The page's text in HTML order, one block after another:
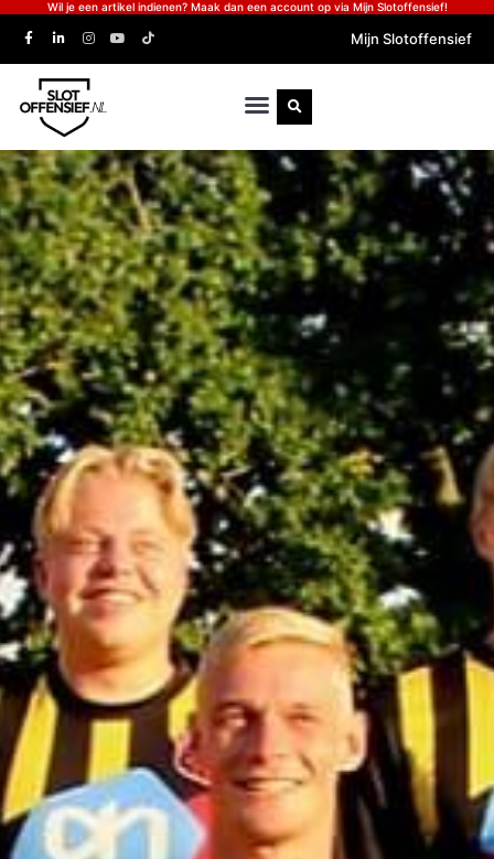
Wil je een artikel indienen? Maak dan een account op via Mijn Slotoffensief!
Mijn Slotoffensief